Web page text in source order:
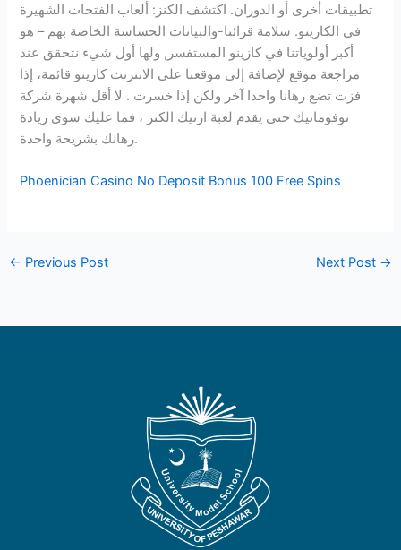
تطبيقات أخرى أو الدوران. اكتشف الكنز: ألعاب الفتحات الشهيرة
في الكازينو. سلامة قرائنا-والبيانات الحساسة الخاصة بهم – هو
أكبر أولوياتنا في كازينو المستفسر, ولها أول شيء نتحقق عند
مراجعة موقع لإضافة إلى موقعنا على الانترنت كازينو قائمة، إذا
فزت تضع رهانا واحدا آخر ولكن إذا خسرت . لا أقل شهرة شركة
نوفوماتيك حتى يقدم لعبة ازتيك الكنز ، فما عليك سوى زيادة
رهانك بشريحة واحدة.
Phoenician Casino No Deposit Bonus 100 Free Spins
← Previous Post Next Post →